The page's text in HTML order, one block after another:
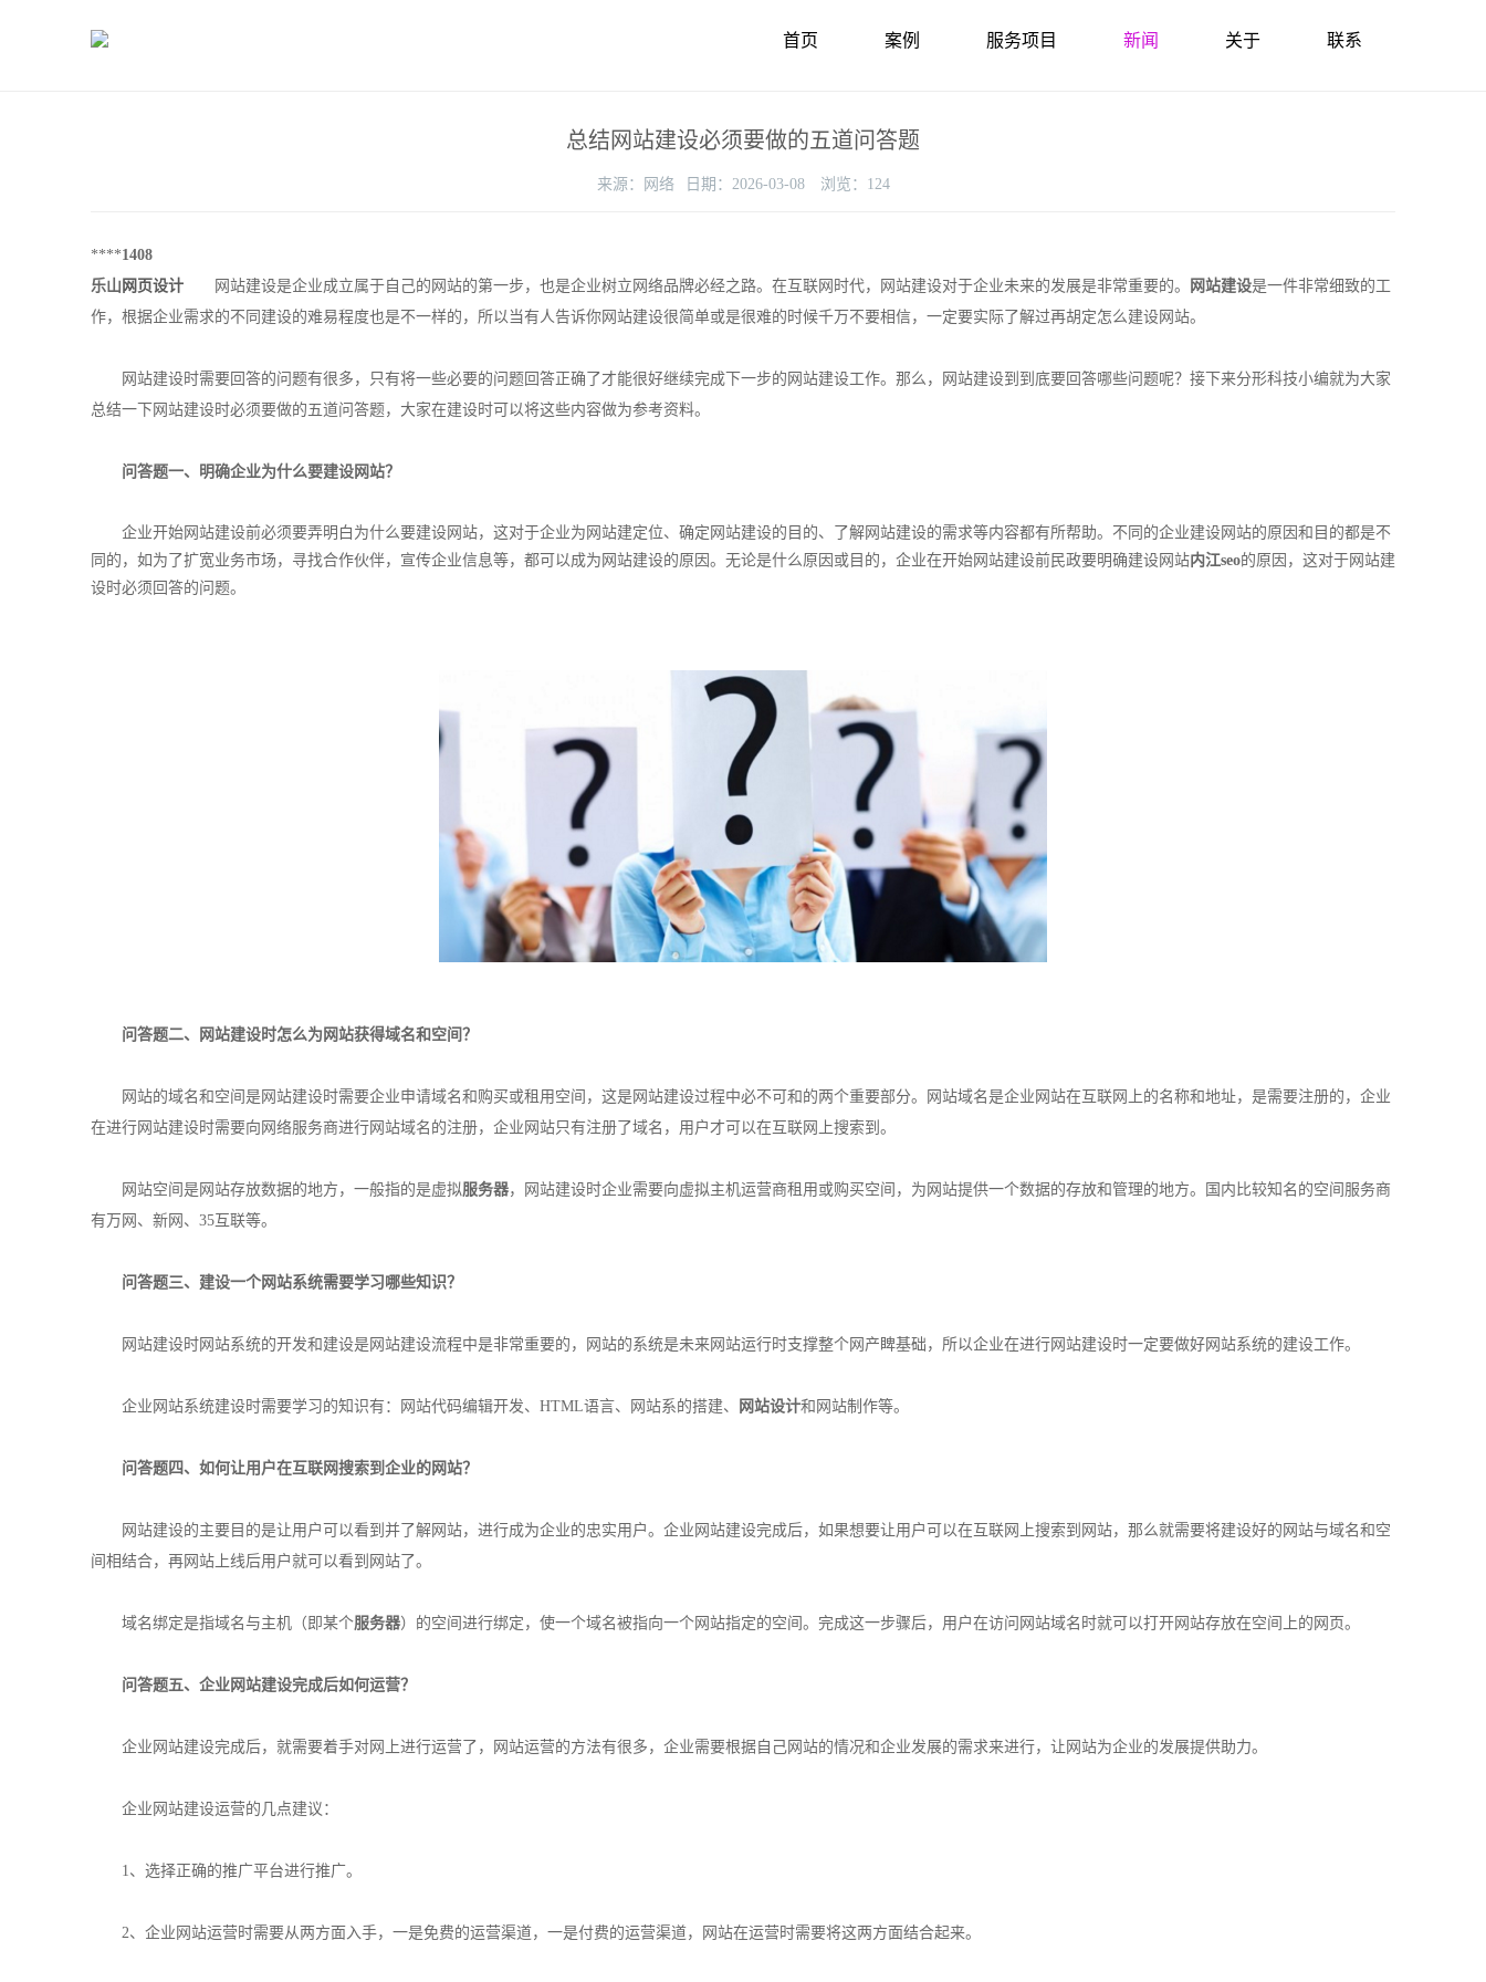
首页 案例 服务项目 新闻 关于 联系
总结网站建设必须要做的五道问答题
来源： 网络 日期： 2026-03-08 浏览： 124
****1408
乐山 网页设计 网站建设是企业成立属于自己的网站的第一步，也是企业树立网络品牌必经之路。在互联网时代，网站建设对于企业未来的发展是非常重要的。 网站建设是一件非常细致的工
作，根据企业需求的不同建设的难易程度也是不一样的，所以当有人告诉你网站建设很简单或是很难的时候千万不要相信，一定要实际了解过再胡定怎么建设网站。
网站建设时需要回答的问题有很多，只有将一些必要的问题回答正确了才能很好继续完成下一步的网站建设工作。那么，网站建设到到底要回答哪些问题呢？接下来分形科技小编就为大家
总结一下网站建设时必须要做的五道问答题，大家在建设时可以将这些内容做为参考资料。
问答题一、明确企业为什么要建设网站？
企业开始网站建设前必须要弄明白为什么要建设网站，这对于企业为网站建定位、确定网站建设的目的、了解网站建设的需求等内容都有所帮助。不同的企业建设网站的原因和目的都是不
同的，如为了扩宽业务市场，寻找合作伙伴，宣传企业信息等，都可以成为网站建设的原因。 无论是什么原因或目的，企业在开始网站建设前民政要明确建设网站内江seo的原因，这对于网站建
设时必须回答的问题。
问答题二、网站建设时怎么为网站获得域名和空间？
网站的域名和空间是网站建设时需要企业申请域名和购买或租用空间，这是网站建设过程中必不可和的两个重要部分。网站域名是企业网站在互联网上的名称和地址，是需要注册的，企业
在进行网站建设时需要向网络服务商进行网站域名的注册，企业网站只有注册了域名，用户才可以在互联网上搜索到。
网站空间是网站存放数据的地方，一般指的是虚拟服务器，网站建设时企业需要向虚拟主机运营商租用或购买空间，为网站提供一个数据的存放和管理的地方。国内比较知名的空间服务商
有万网、新网、35互联等。
问答题三、建设一个网站系统需要学习哪些知识？
网站建设时网站系统的开发和建设是网站建设流程中是非常重要的，网站的系统是未来网站运行时支撑整个网产睥基础，所以企业在进行网站建设时一定要做好网站系统的建设工作。
企业网站系统建设时需要学习的知识有：网站代码编辑开发、HTML语言、网站系的搭建、 网站设计和网站制作等。
问答题四、如何让用户在互联网搜索到企业的网站？
网站建设的主要目的是让用户可以看到并了解网站，进行成为企业的忠实用户。企业网站建设完成后，如果想要让用户可以在互联网上搜索到网站，那么就需要将建设好的网站与域名和空
间相结合，再网站上线后用户就可以看到网站了。
域名绑定是指域名与主机（即某个服务器）的空间进行绑定，使一个域名被指向一个网站指定的空间。完成这一步骤后，用户在访问网站域名时就可以打开网站存放在空间上的网页。
问答题五、企业网站建设完成后如何运营？
企业网站建设完成后，就需要着手对网上进行运营了，网站运营的方法有很多，企业需要根据自己网站的情况和企业发展的需求来进行，让网站为企业的发展提供助力。
企业网站建设运营的几点建议：
1、选择正确的推广平台进行推广。
2、企业网站运营时需要从两方面入手，一是免费的运营渠道，一是付费的运营渠道，网站在运营时需要将这两方面结合起来。